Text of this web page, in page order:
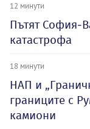
12 минути
Пътят София-
катастрофа
18 минути
НАП и
границите с
камиони